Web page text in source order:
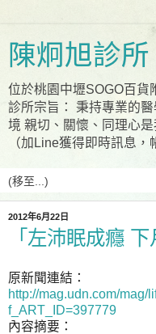
陳炯旭診所
位於桃園中壢SOGO百貨
診所宗旨： 秉持專業的
境 親切、關懷、同理心
（加Line獲得即時訊息
2012年6月22日
「左沛眠成癮
原新聞連結：
http://mag.udn.com/mag/
f_ART_ID=397779
內容摘要：